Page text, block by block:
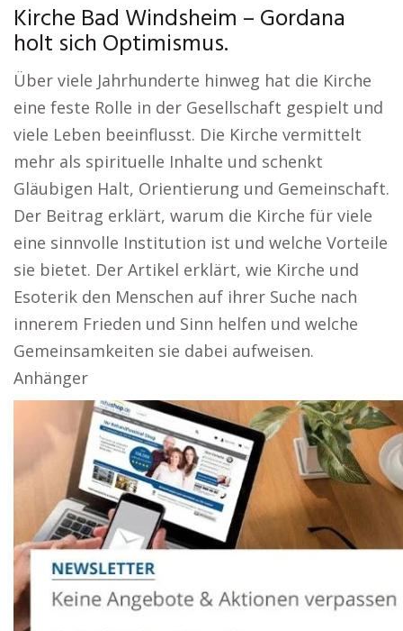
Kirche Bad Windsheim – Gordana
holt sich Optimismus.
Über viele Jahrhunderte hinweg hat die Kirche
eine feste Rolle in der Gesellschaft gespielt und
viele Leben beeinflusst. Die Kirche vermittelt
mehr als spirituelle Inhalte und schenkt
Gläubigen Halt, Orientierung und Gemeinschaft.
Der Beitrag erklärt, warum die Kirche für viele
eine sinnvolle Institution ist und welche Vorteile
sie bietet. Der Artikel erklärt, wie Kirche und
Esoterik den Menschen auf ihrer Suche nach
innerem Frieden und Sinn helfen und welche
Gemeinsamkeiten sie dabei aufweisen.
Anhänger